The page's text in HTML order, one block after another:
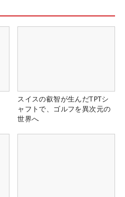
スイスの叡智が生んだTPTシ
ャフトで、ゴルフを異次元の
世界へ